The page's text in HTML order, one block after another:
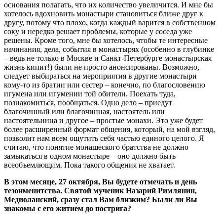
основания полагать, что их количество увеличится. И мне бы
хотелось вдохновить монастыри становиться ближе друг к
другу, потому что плохо, когда каждый варится в собственном
соку и нередко решает проблемы, которые у соседа уже
решены. Кроме того, мне бы хотелось, чтобы те интересные
начинания, дела, события в монастырях (особенно в глубинке
– ведь не только в Москве и Санкт-Петербурге монастырская
жизнь кипит!) были не просто анонсированы. Возможно,
следует выбираться на мероприятия в другие монастыри
кому-то из братии или сестер – конечно, по благословению
игумена или игумении той обители. Поехать туда,
познакомиться, пообщаться. Одно дело – приедут
благочинный или благочинная, настоятель или
настоятельница и другое – простые монахи. Это уже будет
более расширенный формат общения, который, на мой взгляд,
позволит нам всем ощутить себя частью единого целого. Я
считаю, что понятие монашеского братства не должно
замыкаться в одном монастыре – оно должно быть
всеобъемлющим. Пока такого общения не хватает.
В этом месяце, 27 октября, Вы будете отмечать и день
тезоименитства. Святой мученик Назарий Римлянин,
Медиоланский, сразу стал Вам близким? Были ли Вы
знакомы с его житием до пострига?